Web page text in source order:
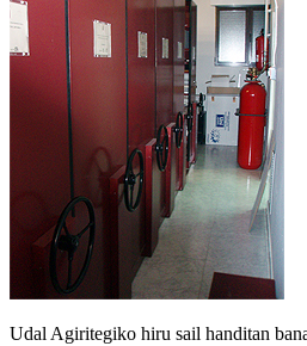
Udal Agiritegiko hiru sail handitan